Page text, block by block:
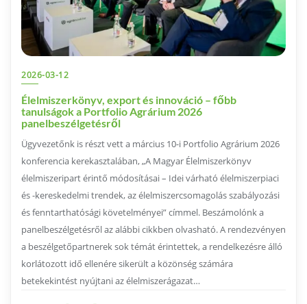
2026-03-12
Élelmiszerkönyv, export és innováció – főbb
tanulságok a Portfolio Agrárium 2026
panelbeszélgetésről
Ügyvezetőnk is részt vett a március 10-i Portfolio Agrárium 2026
konferencia kerekasztalában, „A Magyar Élelmiszerkönyv
élelmiszeripart érintő módosításai – Idei várható élelmiszerpiaci
és -kereskedelmi trendek, az élelmiszercsomagolás szabályozási
és fenntarthatósági követelményei” címmel. Beszámolónk a
panelbeszélgetésről az alábbi cikkben olvasható. A rendezvényen
a beszélgetőpartnerek sok témát érintettek, a rendelkezésre álló
korlátozott idő ellenére sikerült a közönség számára
betekekintést nyújtani az élelmiszerágazat…